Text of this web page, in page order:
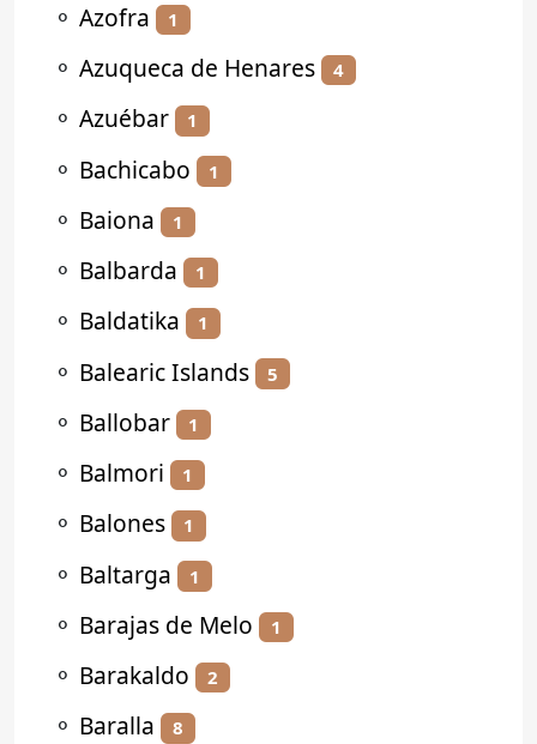
⚬ Azofra 1
⚬ Azuqueca de Henares 4
⚬ Azuébar 1
⚬ Bachicabo 1
⚬ Baiona 1
⚬ Balbarda 1
⚬ Baldatika 1
⚬ Balearic Islands 5
⚬ Ballobar 1
⚬ Balmori 1
⚬ Balones 1
⚬ Baltarga 1
⚬ Barajas de Melo 1
⚬ Barakaldo 2
⚬ Baralla 8